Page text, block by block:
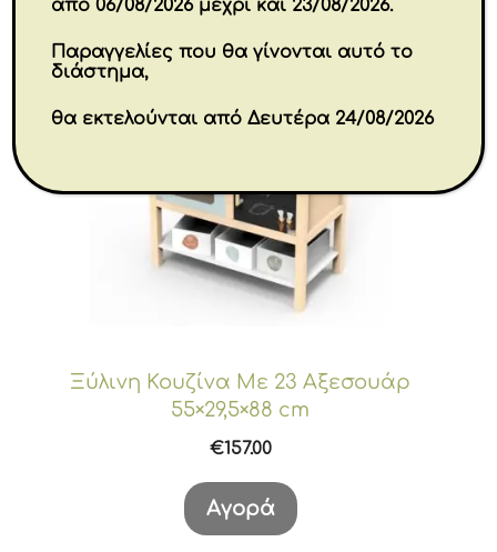
Ξύλινη Κουζίνα Με 23 Αξεσουάρ
55×29,5×88 cm
€157.00
Αγορά
από 06/08/2026 μέχρι και 23/08/2026.
Παραγγελίες που θα γίνονται αυτό το
διάστημα,
θα εκτελούνται από Δευτέρα 24/08/2026